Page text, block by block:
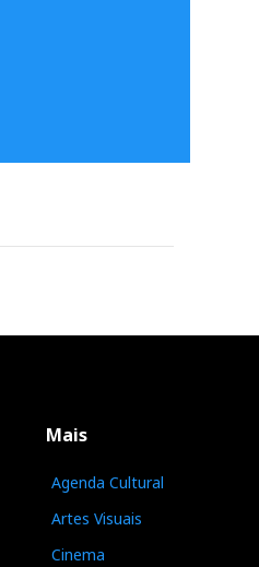
Mais
Agenda Cultural
Artes Visuais
Cinema